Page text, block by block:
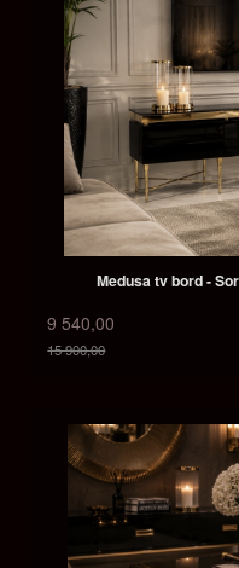
Medusa tv bord -
9 540,00
15 900,00